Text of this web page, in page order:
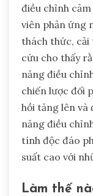
điều chỉnh
viên phản ứng
thách thức, cải
cứu cho thấy
năng điều
chiến lược đối
hồi tăng lên và
năng điều
tính độc đáo
suất cao với
Làm thế